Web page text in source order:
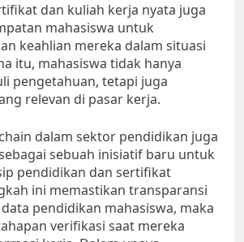
dan kuliah kerja nyata juga
mahasiswa untuk
keahlian mereka dalam situasi
itu, mahasiswa tidak hanya
pengetahuan, tetapi juga
relevan di pasar kerja.
dalam sektor pendidikan juga
sebuah inisiatif baru untuk
pendidikan dan sertifikat
ini memastikan transparansi
pendidikan mahasiswa, maka
verifikasi saat mereka